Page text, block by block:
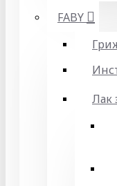
FABY
Лак